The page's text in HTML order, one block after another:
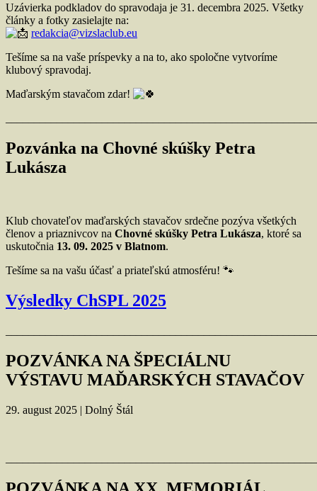
Uzávierka podkladov do spravodaja je 31. decembra 2025. Všetky
články a fotky zasielajte na:
redakcia@vizslaclub.eu
Tešíme sa na vaše príspevky a na to, ako spoločne vytvoríme
klubový spravodaj.
Maďarským stavačom zdar!
Pozvánka na Chovné skúšky Petra
Lukásza
Klub chovateľov maďarských stavačov srdečne pozýva všetkých
členov a priaznivcov na Chovné skúšky Petra Lukásza, ktoré sa
uskutočnia 13. 09. 2025 v Blatnom.
Tešíme sa na vašu účasť a priateľskú atmosféru! 🐾
Výsledky ChSPL 2025
POZVÁNKA NA ŠPECIÁLNU
VÝSTAVU MAĎARSKÝCH STAVAČOV
29. august 2025 | Dolný Štál